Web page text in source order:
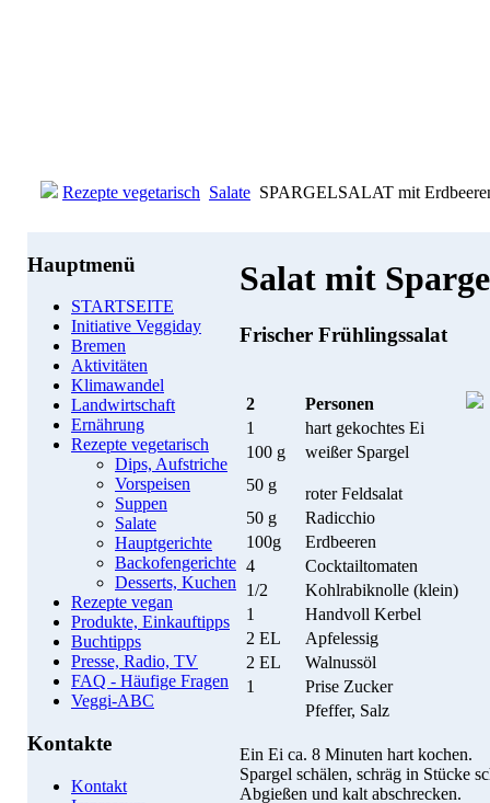
Rezepte vegetarisch Salate SPARGELSALAT mit
Hauptmenü
STARTSEITE
Initiative Veggiday
Bremen
Aktivitäten
Klimawandel
Landwirtschaft
Ernährung
Rezepte vegetarisch
Dips, Aufstriche
Vorspeisen
Suppen
Salate
Hauptgerichte
Backofengerichte
Desserts, Kuchen
Rezepte vegan
Produkte, Einkauftipps
Buchtipps
Presse, Radio, TV
FAQ - Häufige Fragen
Veggi-ABC
Kontakte
Kontakt
Salat mit
Frischer Frühlingssalat
2
Personen
1
hart gekochtes Ei
100 g
weißer Spargel
50 g
roter Feldsalat
50 g
Radicchio
100g
Erdbeeren
4
Cocktailtomaten
1/2
Kohlrabiknolle (klein)
1
Handvoll Kerbel
2 EL
Apfelessig
2 EL
Walnussöl
1
Prise Zucker
Pfeffer, Salz
Ein Ei ca. 8 Minuten hart kochen.
Spargel schälen, schräg in Stücke
Abgießen und kalt abschrecken.